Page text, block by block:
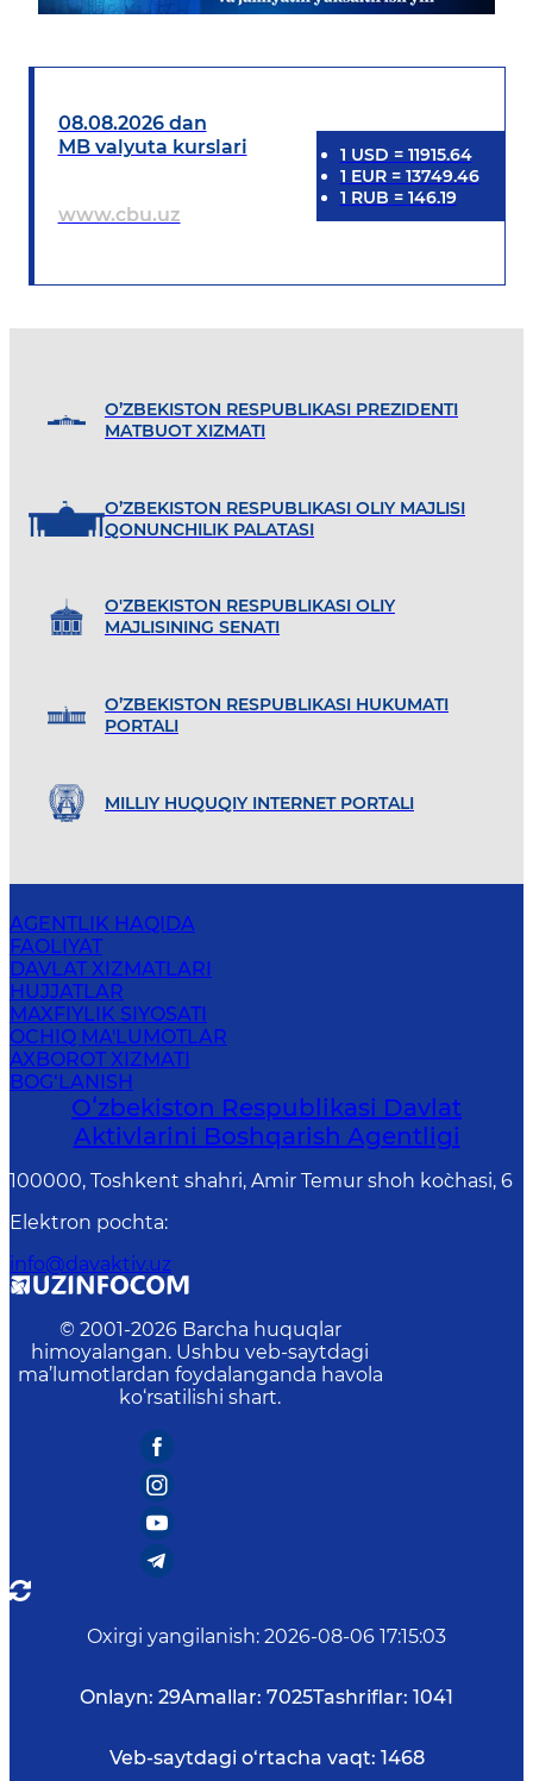
08.08.2026 dan
MB valyuta kurslari
www.cbu.uz
1 USD = 11915.64
1 EUR= 13749.46
1 RUB = 146.19
O’ZBEKISTON RESPUBLIKASI PREZIDENTI
MATBUOT XIZMATI
O’ZBEKISTON RESPUBLIKASI OLIY MAJLISI
QONUNCHILIK PALATASI
O'ZBEKISTON RESPUBLIKASI OLIY
MAJLISINING SENATI
O’ZBEKISTON RESPUBLIKASI HUKUMATI
PORTALI
MILLIY HUQUQIY INTERNET PORTALI
AGENTLIK HAQIDA
FAOLIYAT
DAVLAT XIZMATLARI
HUJJATLAR
MAXFIYLIK SIYOSATI
OCHIQ MA'LUMOTLAR
AXBOROT XIZMATI
BOG‘LANISH
Oʻzbekiston Respublikasi Davlat
Aktivlarini Boshqarish Agentligi
100000, Toshkent shahri, Amir Temur shoh ko`chasi, 6
Elektron pochta:
info@davaktiv.uz
© 2001-2026 Barcha huquqlar
himoyalangan. Ushbu veb-saytdagi
ma’lumotlardan foydalanganda havola
ko‘rsatilishi shart.
Oxirgi yangilanish: 2026-08-06 17:15:03
Onlayn: 29Amallar: 7025Tashriflar: 1041
Veb-saytdagi o‘rtacha vaqt: 1468